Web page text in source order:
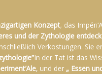
Konzept, das
und der Zythologie
Verkostungen. Sie
In der Tat ist das
, und der „ Essen